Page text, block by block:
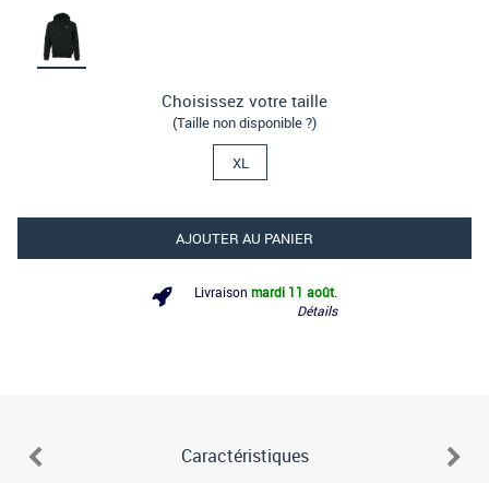
Choisissez votre taille
(Taille non disponible ?)
XL
AJOUTER AU PANIER
Livraison mardi 11 août
Détails
Caractéristiques